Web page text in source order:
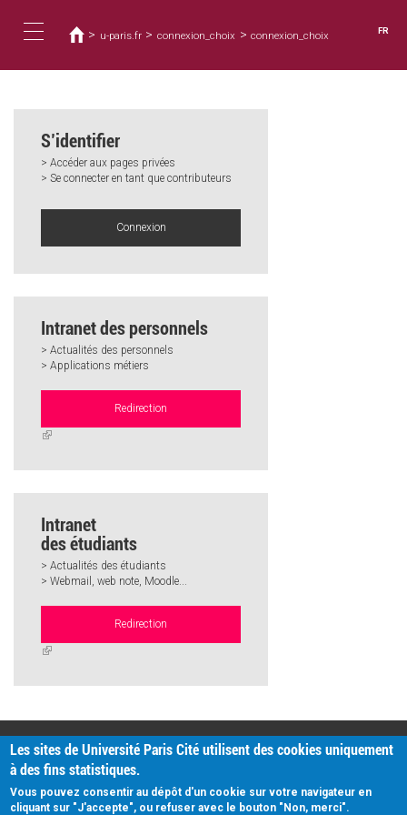
contenu
navigation
êtes
ici
> u-paris.fr > connexion_choix > connexion_choix FR
S’identifier
> Accéder aux pages privées
> Se connecter en tant que contributeurs
Connexion
Intranet des personnels
> Actualités des personnels
> Applications métiers
Redirection
(link
Intranet
des étudiants
> Actualités des étudiants
> Webmail, web note, Moodle...
Redirection
(link
PRATIQUE
Plan d'accès
Intranet
Mentions légales
Données personnelles
Les sites de Université Paris Cité utilisent des cookies uniquement
à des fins statistiques.
Vous pouvez consentir au dépôt d'un cookie sur votre navigateur en
cliquant sur "J'accepte", ou refuser avec le bouton "Non, merci".